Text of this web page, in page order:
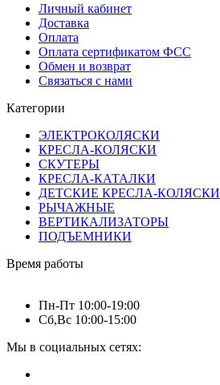
Личный кабинет
Доставка
Оплата
Оплата сертификатом ФСС
Обмен и возврат
Связаться с нами
Категории
ЭЛЕКТРОКОЛЯСКИ
КРЕСЛА-КОЛЯСКИ
СКУТЕРЫ
КРЕСЛА-КАТАЛКИ
ДЕТСКИЕ КРЕСЛА-КОЛЯСКИ
РЫЧАЖНЫЕ
ВЕРТИКАЛИЗАТОРЫ
ПОДЪЕМНИКИ
Время работы
Пн-Пт 10:00-19:00
Сб,Вс 10:00-15:00
Мы в социальных сетях: